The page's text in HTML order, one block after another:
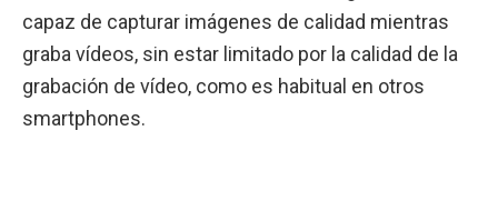
capaz de capturar imágenes de calidad mientras
graba vídeos, sin estar limitado por la calidad de la
grabación de vídeo, como es habitual en otros
smartphones.